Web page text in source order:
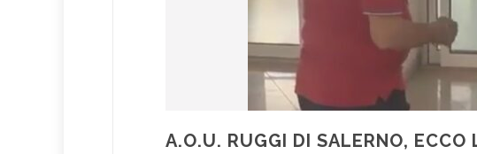
A.O.U. RUGGI DI SALERNO, ECCO